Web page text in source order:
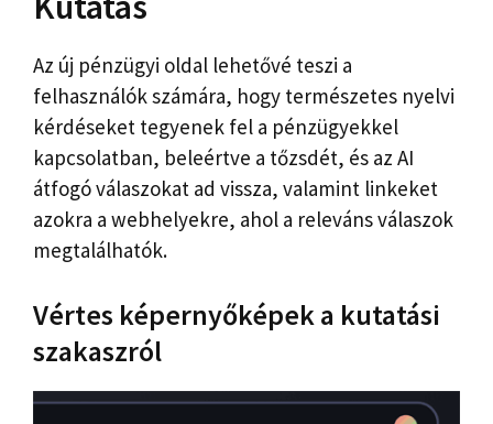
Az új pénzügyi oldal lehetővé teszi a
felhasználók számára, hogy természetes nyelvi
kérdéseket tegyenek fel a pénzügyekkel
kapcsolatban, beleértve a tőzsdét, és az AI
átfogó válaszokat ad vissza, valamint linkeket
azokra a webhelyekre, ahol a releváns válaszok
megtalálhatók.
Vértes képernyőképek a kutatási
szakaszról